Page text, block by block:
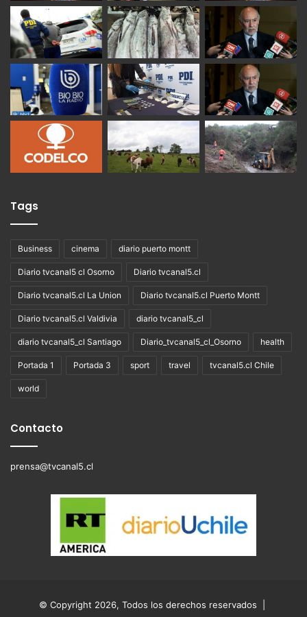
Tags
Business cinema diario puerto montt
Diario tvcanal5 cl Osorno Diario tvcanal5.cl
Diario tvcanal5.cl La Union Diario tvcanal5.cl Puerto Montt
Diario tvcanal5.cl Valdivia diario tvcanal5_cl
diario tvcanal5_cl Santiago Diario_tvcanal5_cl_Osorno health
Portada 1 Portada 3 sport travel tvcanal5.cl Chile
world
Contacto
prensa@tvcanal5.cl
© Copyright 2026, Todos los derechos reservados |